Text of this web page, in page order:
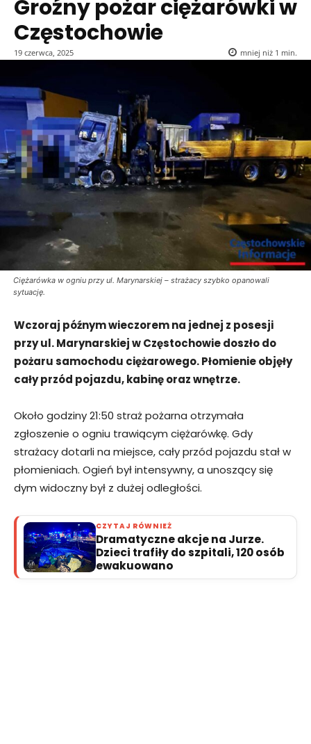
Groźny pożar ciężarówki w
Częstochowie
19 czerwca, 2025 mniej niż 1 min.
Ciężarówka w ogniu przy ul. Marynarskiej – strażacy szybko opanowali
sytuację.
Wczoraj późnym wieczorem na jednej z posesji
przy ul. Marynarskiej w Częstochowie doszło do
pożaru samochodu ciężarowego. Płomienie objęły
cały przód pojazdu, kabinę oraz wnętrze.
Około godziny 21:50 straż pożarna otrzymała
zgłoszenie o ogniu trawiącym ciężarówkę. Gdy
strażacy dotarli na miejsce, cały przód pojazdu stał w
płomieniach. Ogień był intensywny, a unoszący się
dym widoczny był z dużej odległości.
CZYTAJ RÓWNIEŻ
Dramatyczne akcje na Jurze.
Dzieci trafiły do szpitali, 120 osób
ewakuowano